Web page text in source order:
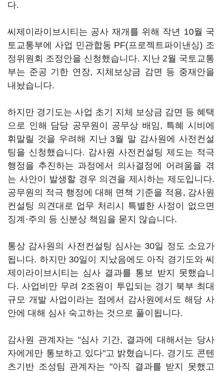
다.
씨제이라이브시티는 공사 재개를 위해 작년 10월 국
토교통부에 사업 민관합동 PF(프로젝트파이낸싱) 조
정위원회 조정안을 신청했습니다. 지난 2월 국토교통
부는 준공 기한 연장, 지체보상금 감면 등 중재안을
내놨습니다.
하지만 경기도는 사업 초기 지체 보상금 감면 등 혜택
으로 인해 담당 공무원이 공무상 배임, 특혜 시비에
휘말릴 것을 우려해 지난 3월 말 감사원에 사전컨설
팅을 신청했습니다. 감사원 사전컨설팅 제도는 적극
행정을 추진하는 과정에서 의사결정에 어려움을 겪
는 사안이 발생할 경우 의견을 제시하는 제도입니다.
공무원의 적극 행정에 대해 면책 기준을 적용, 감사원
컨설팅 의견대로 업무 처리시 특별한 사정이 없으면
징계·주의 등 신분상 책임을 묻지 않습니다.
통상 감사원의 사전컨설팅 심사는 30일 정도 소요가
됩니다. 하지만 30일이 지났음에도 아직 경기도와 씨
제이라이브시티는 심사 결과를 통보 받지 못했습니
다. 사업비만 무려 2조원이 투입되는 경기 북부 최대
규모 개발 사업이라는 점에서 감사원에서도 해당 사
안에 대해 심사 숙고하는 것으로 풀이됩니다.
감사원 관계자는 "심사 기간, 결과에 대해서는 당사
자에게만 통보하고 있다"고 밝혔습니다. 경기도 콘텐
츠기반 조성팀 관계자는 "아직 결과를 받지 못했고